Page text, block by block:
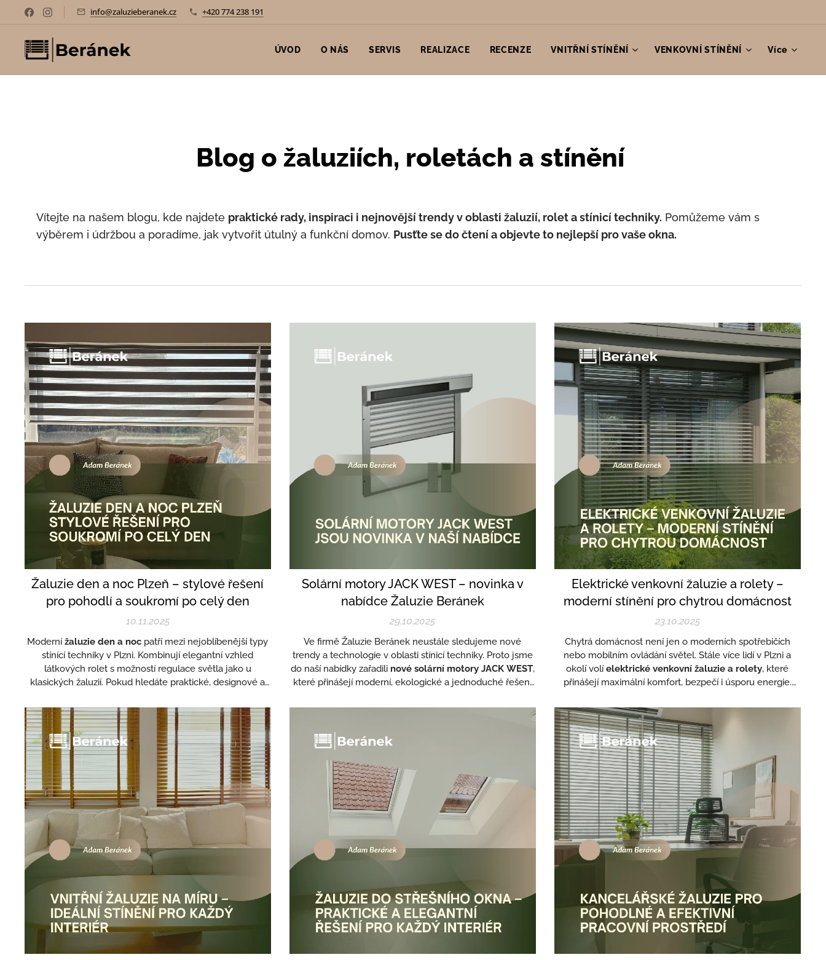
info@zaluzieberanek.cz +420 774 238 191
ÚVOD O NÁS SERVIS REALIZACE RECENZE VNITŘNÍ STÍNĚNÍ VENKOVNÍ STÍNĚNÍ Více
Blog o žaluziích, roletách a stínění
Vítejte na našem blogu, kde najdete praktické rady, inspiraci i nejnovější trendy v oblasti žaluzií, rolet a stínicí techniky. Pomůžeme vám s
výběrem i údržbou a poradíme, jak vytvořit útulný a funkční domov. Pusťte se do čtení a objevte to nejlepší pro vaše okna.
Žaluzie den a noc Plzeň – stylové řešení
pro pohodlí a soukromí po celý den
10.11.2025
Modernížaluzie den a noc patří mezi nejoblíbenější typy
stínící techniky v Plzni. Kombinují elegantní vzhled
látkových rolet s možností regulace světla jako u
klasických žaluzií. Pokud hledáte praktické, designové a
nabízí široký výběr žaluzií den a noc na míru.
Solární motory JACK WEST – novinka v
nabídce Žaluzie Beránek
29.10.2025
Ve firmě Žaluzie Beránek neustále sledujeme nové
trendy a technologie v oblasti stínicí techniky. Proto jsme
do naší nabídky zařadili nové solární motory JACK WEST,
které přinášejí moderní, ekologické a jednoduché řešení
Elektrické venkovní žaluzie a rolety –
moderní stínění pro chytrou domácnost
23.10.2025
Chytrá domácnost není jen o moderních spotřebičích
nebo mobilním ovládání světel. Stále více lidí v Plzni a
okolí volíelektrické venkovní žaluzie a rolety, které
přinášejí maximální komfort, bezpečí i úsporu energie.
a montáž elektrických žaluzií a roletv Plzni i celém
Plzeňském kraji.